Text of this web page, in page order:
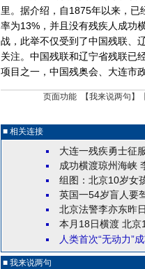
里。据介绍，自1875年以来，
率为13%，并且没有残疾人成功
战，此举不仅受到了中国残联、
关注。中国残联和辽宁省残联已
项目之一，中国残奥会、大连市
页面功能 【我来说两句 】
■ 相关连接
大连一残疾勇士征
成功横渡琼州海峡
组图：北京10岁女
英国一54岁盲人要
北京法警李亦东昨
本月18日横渡 北京
人类首次“无动力”
■ 我来说两句